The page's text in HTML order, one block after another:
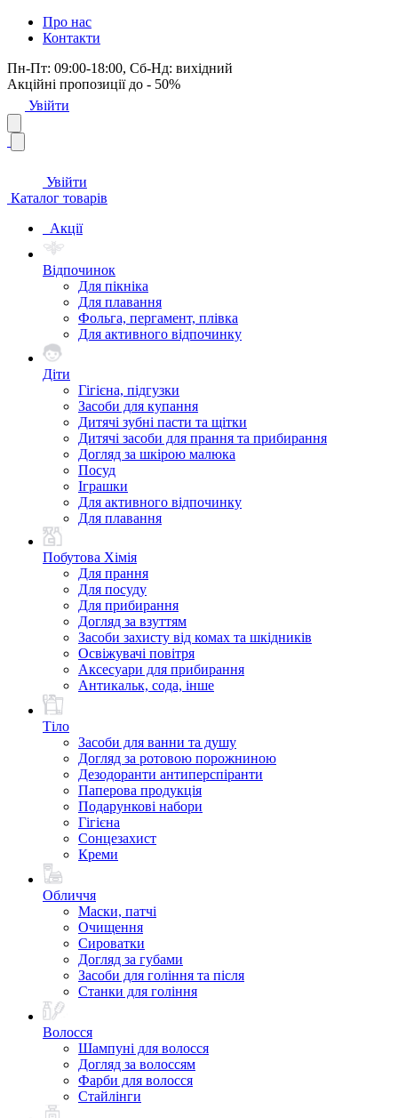
Про нас
Контакти
Пн-Пт: 09:00-18:00, Сб-Нд: вихідний
Акційні пропозиції до - 50%
Увійти
Увійти
Каталог товарів
Акції
Відпочинок
Для пікніка
Для плавання
Фольга, пергамент, плівка
Для активного відпочинку
Діти
Гігієна, підгузки
Засоби для купання
Дитячі зубні пасти та щітки
Дитячі засоби для прання та прибирання
Догляд за шкірою малюка
Посуд
Іграшки
Для активного відпочинку
Для плавання
Побутова Хімія
Для прання
Для посуду
Для прибирання
Догляд за взуттям
Засоби захисту від комах та шкідників
Освіжувачі повітря
Аксесуари для прибирання
Антикальк, сода, інше
Тіло
Засоби для ванни та душу
Догляд за ротовою порожниною
Дезодоранти антиперспіранти
Паперова продукція
Подарункові набори
Гігієна
Сонцезахист
Креми
Обличчя
Маски, патчі
Очищення
Сироватки
Догляд за губами
Засоби для гоління та після
Станки для гоління
Волосся
Шампуні для волосся
Догляд за волоссям
Фарби для волосся
Стайлінги